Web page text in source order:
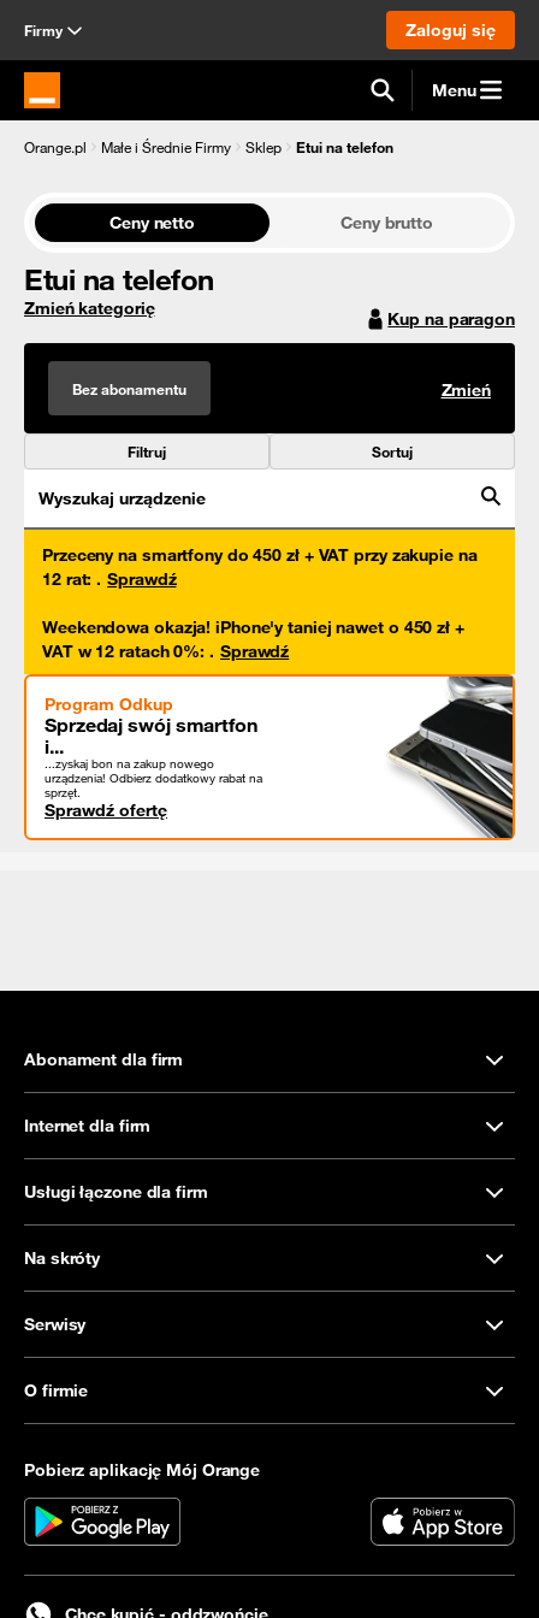
Firmy Zaloguj się
Strona główna Orange.pl Menu
Orange.pl Małe i Średnie Firmy Sklep Etui na telefon
Ceny netto Ceny brutto
Etui na telefon
Zmień kategorię Kup na paragon
Bez abonamentu Zmień
Filtruj Sortuj
Wyszukaj urządzenie
Przeceny na smartfony do 450 zł + VAT przy zakupie na
12 rat: . Sprawdź
Weekendowa okazja! iPhone'y taniej nawet o 450 zł +
VAT w 12 ratach 0%: . Sprawdź
Program Odkup
Sprzedaj swój smartfon
i...
...zyskaj bon na zakup nowego
urządzenia! Odbierz dodatkowy rabat na
sprzęt.
Sprawdź ofertę
Abonament dla firm
Internet dla firm
Usługi łączone dla firm
Na skróty
Serwisy
O firmie
Pobierz aplikację Mój Orange